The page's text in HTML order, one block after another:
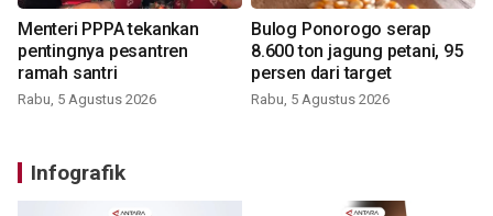
Menteri PPPA tekankan
pentingnya pesantren
ramah santri
Rabu, 5 Agustus 2026
Bulog Ponorogo serap
8.600 ton jagung petani, 95
persen dari target
Rabu, 5 Agustus 2026
Infografik